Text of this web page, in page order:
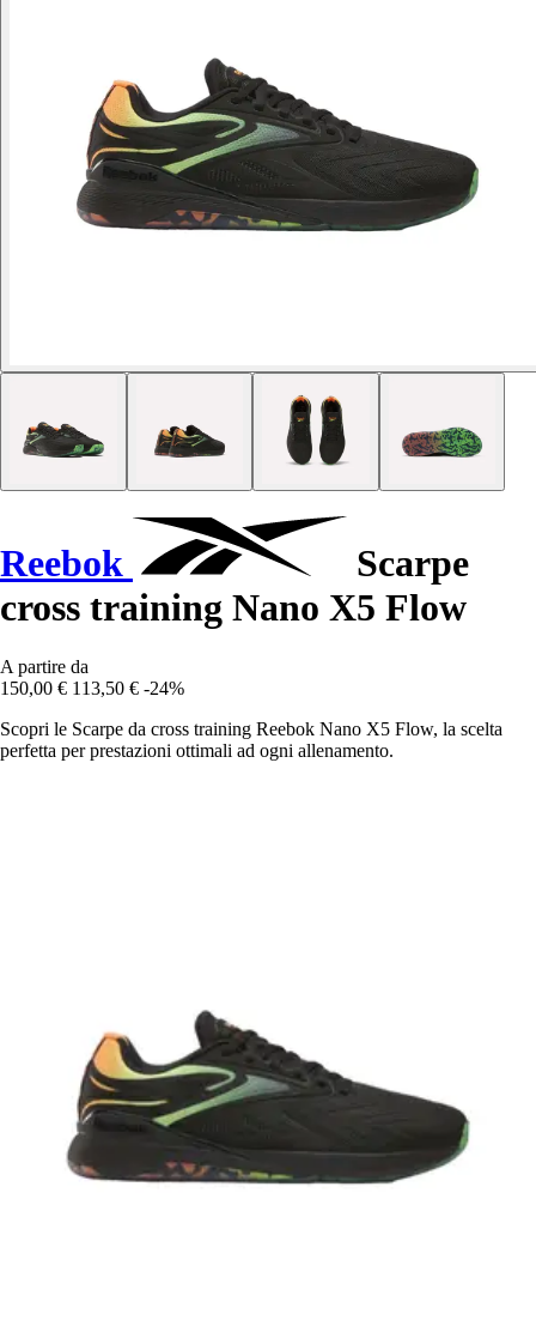
Reebok
Scarpe
cross training Nano X5 Flow
A partire da
150,00 € 113,50 € -24%
Scopri le Scarpe da cross training Reebok Nano X5 Flow, la scelta
perfetta per prestazioni ottimali ad ogni allenamento.